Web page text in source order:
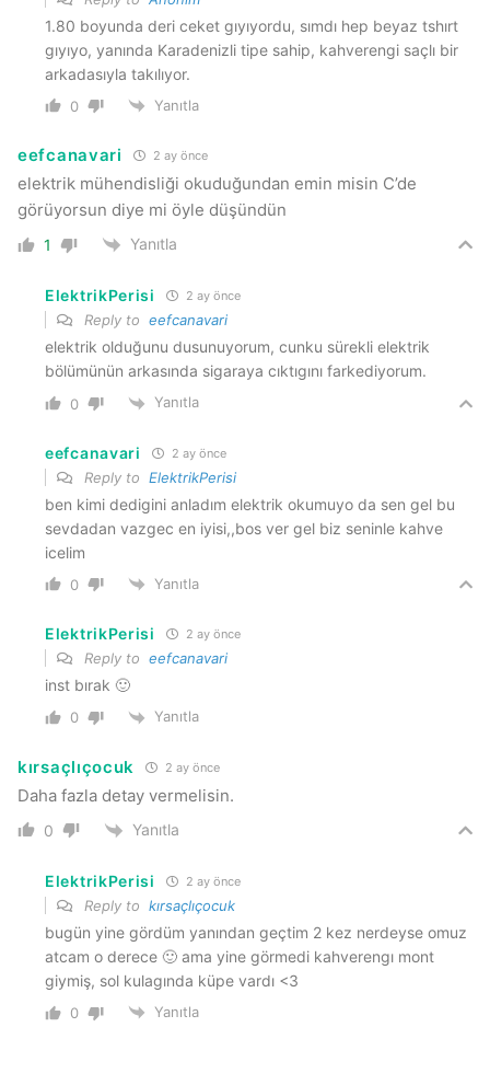
1.80 boyunda deri ceket gıyıyordu, sımdı hep beyaz tshırt
gıyıyo, yanında Karadenizli tipe sahip, kahverengi saçlı bir
arkadasıyla takılıyor.
0 Yanıtla
eefcanavari 2 ay önce
elektrik mühendisliği okuduğundan emin misin C’de
görüyorsun diye mi öyle düşündün
1 Yanıtla
ElektrikPerisi 2 ay önce
Reply to eefcanavari
elektrik olduğunu dusunuyorum, cunku sürekli elektrik
bölümünün arkasında sigaraya cıktıgını farkediyorum.
0 Yanıtla
eefcanavari 2 ay önce
Reply to ElektrikPerisi
ben kimi dedigini anladım elektrik okumuyo da sen gel bu
sevdadan vazgec en iyisi,,bos ver gel biz seninle kahve
icelim
0 Yanıtla
ElektrikPerisi 2 ay önce
Reply to eefcanavari
inst bırak 🙂
0 Yanıtla
kırsaçlıçocuk 2 ay önce
Daha fazla detay vermelisin.
0 Yanıtla
ElektrikPerisi 2 ay önce
Reply to kırsaçlıçocuk
bugün yine gördüm yanından geçtim 2 kez nerdeyse omuz
atcam o derece 🙂 ama yine görmedi kahverengı mont
giymiş, sol kulagında küpe vardı <3
0 Yanıtla